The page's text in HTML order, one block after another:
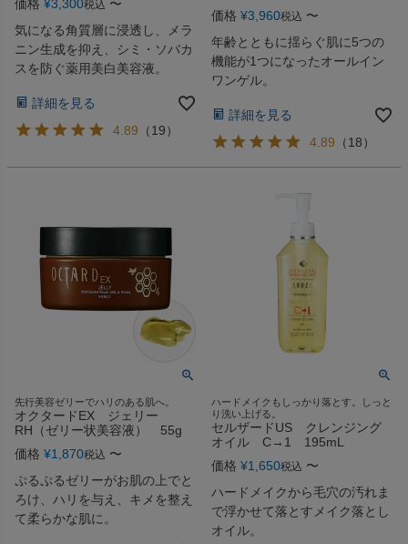
価格 ¥3,300税込 〜
気になる角質層に浸透し、メラ
ニン生成を抑え、シミ・ソバカ
スを防ぐ薬用美白美容液。
詳細を見る
4.89 （19）
価格 ¥3,960税込 〜
年齢とともに揺らぐ肌に5つの
機能が1つになったオールイン
ワンゲル。
詳細を見る
4.89 （18）
先行美容ゼリーでハリのある肌へ。
オクタードEX ジェリー
RH（ゼリー状美容液） 55g
価格 ¥1,870税込 〜
ぷるぷるゼリーがお肌の上でと
ろけ、ハリを与え、キメを整え
て柔らかな肌に。
ハードメイクもしっかり落とす。しっと
り洗い上げる。
セルザードUS クレンジング
オイル C→1 195mL
価格 ¥1,650税込 〜
ハードメイクから毛穴の汚れま
で浮かせて落とすメイク落とし
オイル。